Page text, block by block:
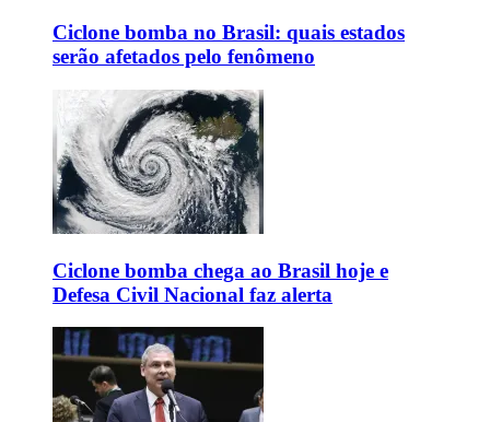
Ciclone bomba no Brasil: quais estados
serão afetados pelo fenômeno
Ciclone bomba chega ao Brasil hoje e
Defesa Civil Nacional faz alerta